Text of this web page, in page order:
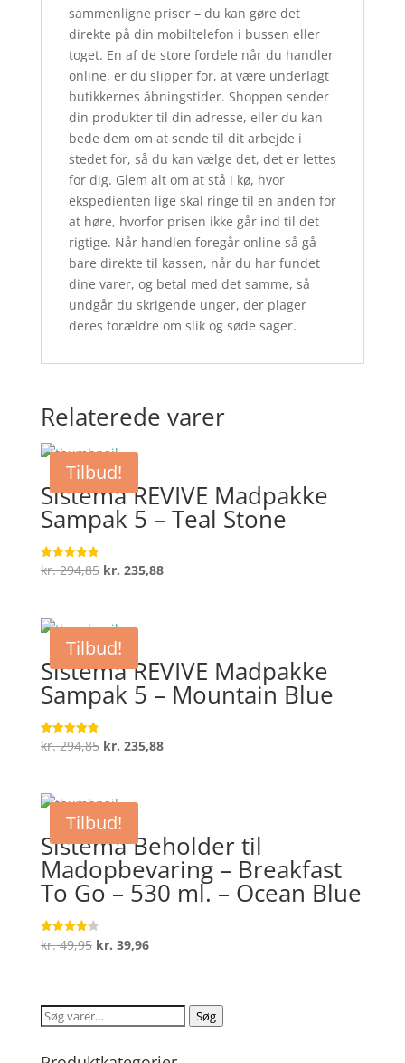
sammenligne priser – du kan gøre det
direkte på din mobiltelefon i bussen eller
toget. En af de store fordele når du handler
online, er du slipper for, at være underlagt
butikkernes åbningstider. Shoppen sender
din produkter til din adresse, eller du kan
bede dem om at sende til dit arbejde i
stedet for, så du kan vælge det, det er lettes
for dig. Glem alt om at stå i kø, hvor
ekspedienten lige skal ringe til en anden for
at høre, hvorfor prisen ikke går ind til det
rigtige. Når handlen foregår online så gå
bare direkte til kassen, når du har fundet
dine varer, og betal med det samme, så
undgår du skrigende unger, der plager
deres forældre om slik og søde sager.
Relaterede varer
Tilbud!
Sistema REVIVE Madpakke
Sampak 5 – Teal Stone
Vurderet
4.9
kr.294,85 Den
var:
kr. 294,85.
kr. 235,88Den
Tilbud!
Sistema REVIVE Madpakke
Sampak 5 – Mountain Blue
Vurderet
4.8
kr.294,85 Den
var:
kr. 294,85.
kr. 235,88Den
Tilbud!
Sistema Beholder til
Madopbevaring – Breakfast
To Go – 530 ml. – Ocean Blue
Vurderet
4.1
kr.49,95 Den
var:
kr. 49,95.
kr. 39,96Den
er:
kr. 39,96.
Søg
Søg